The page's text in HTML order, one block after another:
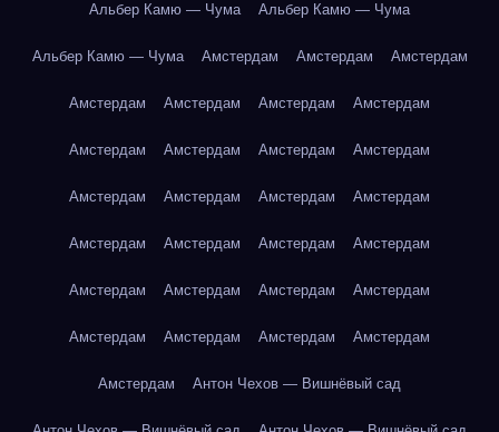
Альбер Камю — Чума Альбер Камю — Чума
Альбер Камю — Чума Амстердам Амстердам Амстердам
Амстердам Амстердам Амстердам Амстердам
Амстердам Амстердам Амстердам Амстердам
Амстердам Амстердам Амстердам Амстердам
Амстердам Амстердам Амстердам Амстердам
Амстердам Амстердам Амстердам Амстердам
Амстердам Амстердам Амстердам Амстердам
Амстердам Антон Чехов — Вишнёвый сад